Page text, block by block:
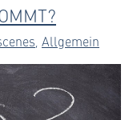
, Allgemein